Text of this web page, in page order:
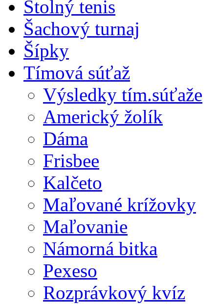
Stolný tenis
Šachový turnaj
Šípky
Tímová súťaž
Výsledky tím.súťaže
Americký žolík
Dáma
Frisbee
Kalčeto
Maľované krížovky
Maľovanie
Námorná bitka
Pexeso
Rozprávkový kvíz